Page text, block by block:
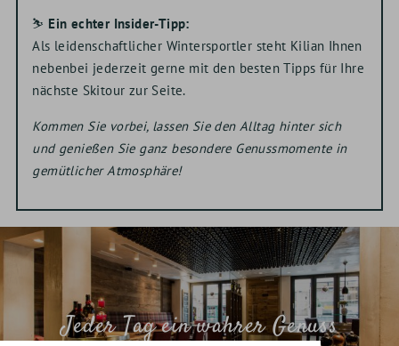
⛷ Ein echter Insider-Tipp:
Als leidenschaftlicher Wintersportler steht Kilian Ihnen
nebenbei jederzeit gerne mit den besten Tipps für Ihre
nächste Skitour zur Seite.
Kommen Sie vorbei, lassen Sie den Alltag hinter sich
und genießen Sie ganz besondere Genussmomente in
gemütlicher Atmosphäre!
Jeder Tag ein wahrer Genuss